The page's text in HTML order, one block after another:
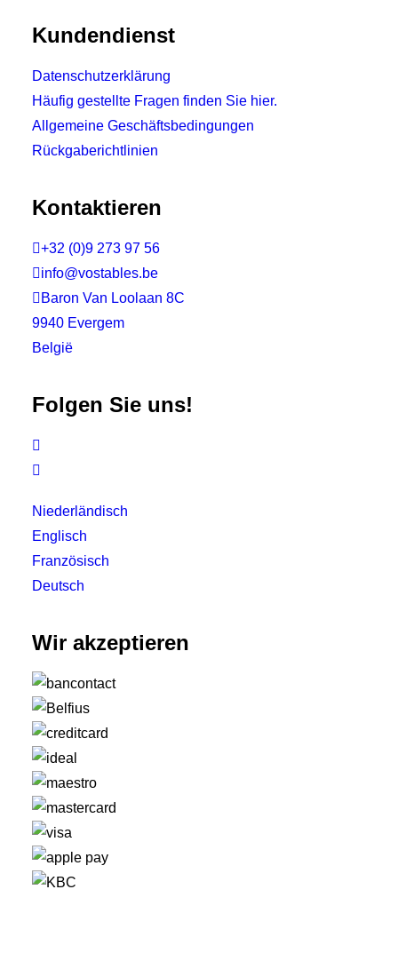
Kundendienst
Datenschutzerklärung
Häufig gestellte Fragen finden Sie hier.
Allgemeine Geschäftsbedingungen
Rückgaberichtlinien
Kontaktieren
+32 (0)9 273 97 56
info@vostables.be
 Baron Van Loolaan 8C
9940 Evergem
België
Folgen Sie uns!


Niederländisch
Englisch
Französisch
Deutsch
Wir akzeptieren